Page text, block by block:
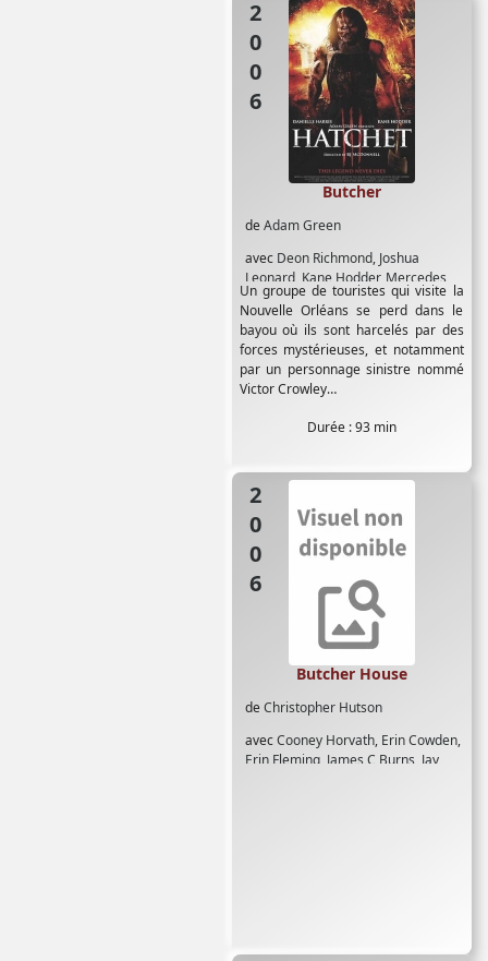
2006
deAdam Green
avec Deon Richmond, Joshua
Leonard, Kane Hodder, Mercedes
McNar,Parry Shen,Robert Englund,
Tony Todd
Butcher
Un groupe de touristes qui visite la
Nouvelle Orléans se perd dans le
bayou où ils sont harcelés par des
forces mystérieuses, et notamment
par un personnage sinistre nommé
Victor Crowley…
Durée : 93 min
2006
deChristopher Hutson
avecCooney Horvath, Erin Cowden,
Erin Fleming, James C Burns Jay
Butcher House